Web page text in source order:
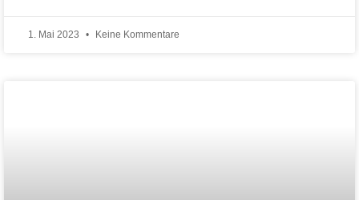
1. Mai 2023 Keine Kommentare